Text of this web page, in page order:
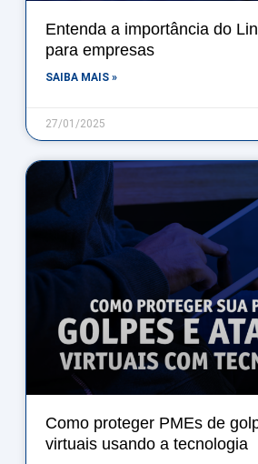
Entenda a importância do
para empresas
SAIBA MAIS »
27/01/2025
Como proteger PMEs de
virtuais usando a tecnologia